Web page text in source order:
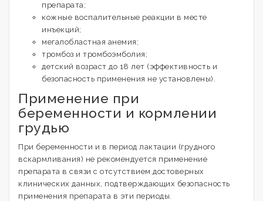
препарата;
кожные воспалительные реакции в месте
инъекций;
мегалобластная анемия;
тромбоз и тромбоэмболия;
детский возраст до 18 лет (эффективность и
безопасность применения не установлены).
Применение при
беременности и кормлении
грудью
При беременности и в период лактации (грудного
вскармливания) не рекомендуется применение
препарата в связи с отсутствием достоверных
клинических данных, подтверждающих безопасность
применения препарата в эти периоды.